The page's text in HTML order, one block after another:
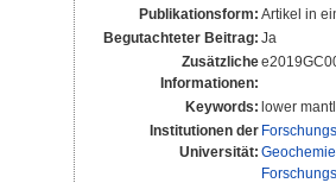
Publikationsform: Artikel in
Begutachteter Beitrag: Ja
Zusätzliche
Informationen:
Keywords: lower
Institutionen der
Universität: